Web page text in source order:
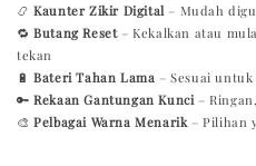
📿Kaunter Zikir Digital – Mudah
🔁Butang Reset – Kekalkan atau
tekan
🔋Bateri Tahan Lama – Sesuai
🔑Rekaan Gantungan Kunci –
🎨Pelbagai Warna Menarik – Pilihan